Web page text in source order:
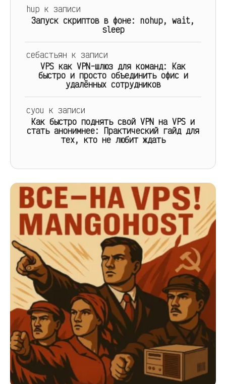
hup к записи
Запуск скриптов в фоне: nohup, wait,
sleep
себастьян к записи
VPS как VPN-шлюз для команд: Как
быстро и просто объединить офис и
удалённых сотрудников
cyou к записи
Как быстро поднять свой VPN на VPS и
стать анонимнее: Практический гайд для
тех, кто не любит ждать